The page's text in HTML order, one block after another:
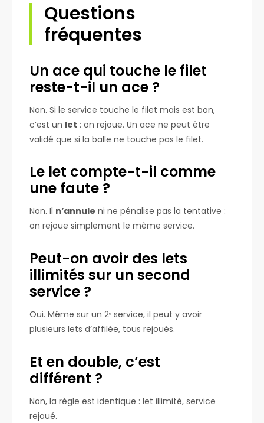
Questions
fréquentes
Un ace qui touche le filet
reste-t-il un ace ?
Non. Si le service touche le filet mais est bon,
c’est un let : on rejoue. Un ace ne peut être
validé que si la balle ne touche pas le filet.
Le let compte-t-il comme
une faute ?
Non. Il n’annule ni ne pénalise pas la tentative :
on rejoue simplement le même service.
Peut-on avoir des lets
illimités sur un second
service ?
Oui. Même sur un 2ᵉ service, il peut y avoir
plusieurs lets d’affilée, tous rejoués.
Et en double, c’est
différent ?
Non, la règle est identique : let illimité, service
rejoué.